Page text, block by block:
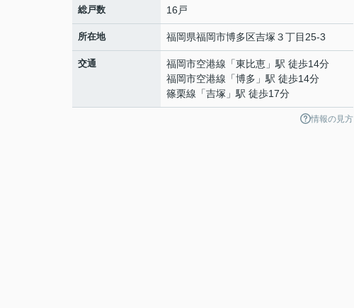
総戸数 16戸
所在地 福岡県福岡市博多区吉塚 ３丁目25-3
交通 福岡市空港線 「東比恵 」駅 徒歩14分
福岡市空港線 「博多 」駅 徒歩14分
篠栗線 「吉塚 」駅 徒歩17分
情報の見方